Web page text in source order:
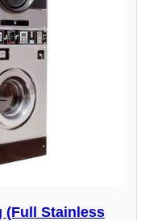
(Full Stainless